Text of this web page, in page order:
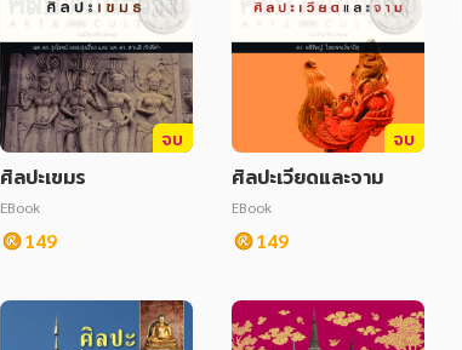
จบ
ศิลปะเขมร
EBook
149
จบ
ศิลปะเวียดและจาม
EBook
149